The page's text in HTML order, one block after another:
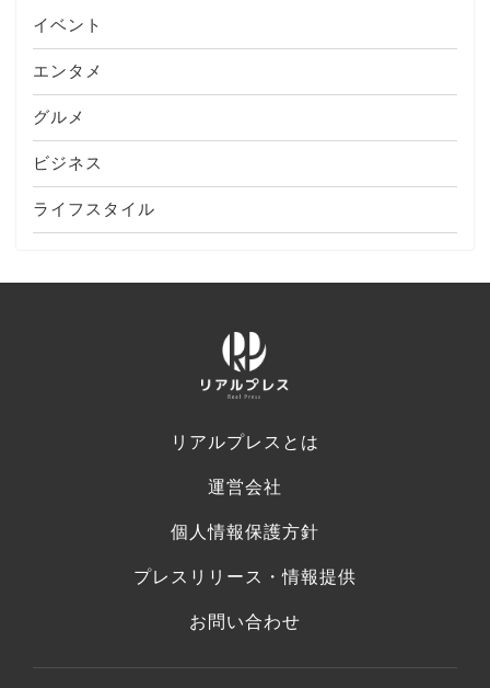
イベント
エンタメ
グルメ
ビジネス
ライフスタイル
リアルプレスとは
運営会社
個人情報保護方針
プレスリリース・情報提供
お問い合わせ